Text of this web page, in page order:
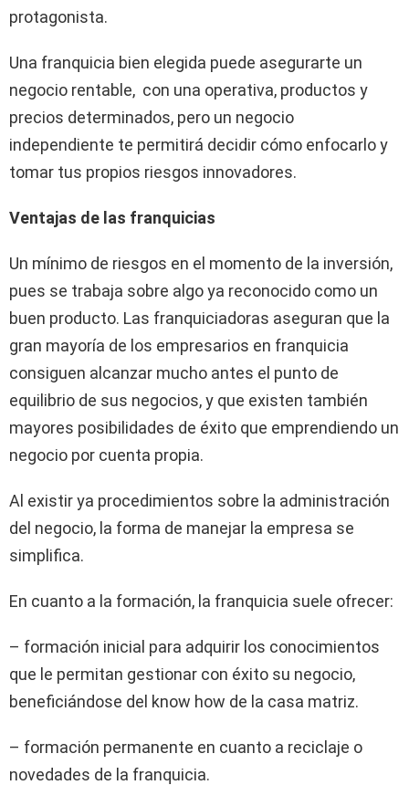
protagonista.
Una franquicia bien elegida puede asegurarte un
negocio rentable, con una operativa, productos y
precios determinados, pero un negocio
independiente te permitirá decidir cómo enfocarlo y
tomar tus propios riesgos innovadores.
Ventajas de las franquicias
Un mínimo de riesgos en el momento de la inversión,
pues se trabaja sobre algo ya reconocido como un
buen producto. Las franquiciadoras aseguran que la
gran mayoría de los empresarios en franquicia
consiguen alcanzar mucho antes el punto de
equilibrio de sus negocios, y que existen también
mayores posibilidades de éxito que emprendiendo un
negocio por cuenta propia.
Al existir ya procedimientos sobre la administración
del negocio, la forma de manejar la empresa se
simplifica.
En cuanto a la formación, la franquicia suele ofrecer:
– formación inicial para adquirir los conocimientos
que le permitan gestionar con éxito su negocio,
beneficiándose del know how de la casa matriz.
– formación permanente en cuanto a reciclaje o
novedades de la franquicia.